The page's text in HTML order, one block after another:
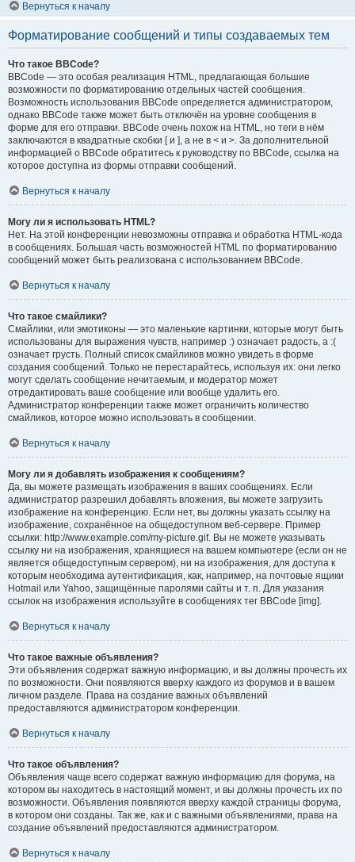
Вернуться к началу
Форматирование сообщений и типы создаваемых тем
Что такое BBCode?
BBCode — это особая реализация HTML, предлагающая большие
возможности по форматированию отдельных частей сообщения.
Возможность использования BBCode определяется администратором,
однако BBCode также может быть отключён на уровне сообщения в
форме для его отправки. BBCode очень похож на HTML, но теги в нём
заключаются в квадратные скобки [ и ], а не в < и >. За дополнительной
информацией о BBCode обратитесь к руководству по BBCode, ссылка на
которое доступна из формы отправки сообщений.
Вернуться к началу
Могу ли я использовать HTML?
Нет. На этой конференции невозможны отправка и обработка HTML-кода
в сообщениях. Большая часть возможностей HTML по форматированию
сообщений может быть реализована с использованием BBCode.
Вернуться к началу
Что такое смайлики?
Смайлики, или эмотиконы — это маленькие картинки, которые могут быть
использованы для выражения чувств, например :) означает радость, а :(
означает грусть. Полный список смайликов можно увидеть в форме
создания сообщений. Только не перестарайтесь, используя их: они легко
могут сделать сообщение нечитаемым, и модератор может
отредактировать ваше сообщение или вообще удалить его.
Администратор конференции также может ограничить количество
смайликов, которое можно использовать в сообщении.
Вернуться к началу
Могу ли я добавлять изображения к сообщениям?
Да, вы можете размещать изображения в ваших сообщениях. Если
администратор разрешил добавлять вложения, вы можете загрузить
изображение на конференцию. Если нет, вы должны указать ссылку на
изображение, сохранённое на общедоступном веб-сервере. Пример
ссылки: http://www.example.com/my-picture.gif. Вы не можете указывать
ссылку ни на изображения, хранящиеся на вашем компьютере (если он не
является общедоступным сервером), ни на изображения, для доступа к
которым необходима аутентификация, как, например, на почтовые ящики
Hotmail или Yahoo, защищённые паролями сайты и т. п. Для указания
ссылок на изображения используйте в сообщениях тег BBCode [img].
Вернуться к началу
Что такое важные объявления?
Эти объявления содержат важную информацию, и вы должны прочесть их
по возможности. Они появляются вверху каждого из форумов и в вашем
личном разделе. Права на создание важных объявлений
предоставляются администратором конференции.
Вернуться к началу
Что такое объявления?
Объявления чаще всего содержат важную информацию для форума, на
котором вы находитесь в настоящий момент, и вы должны прочесть их по
возможности. Объявления появляются вверху каждой страницы форума,
в котором они созданы. Так же, как и с важными объявлениями, права на
создание объявлений предоставляются администратором.
Вернуться к началу